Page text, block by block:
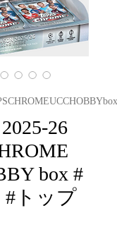
26
box #
#トップ